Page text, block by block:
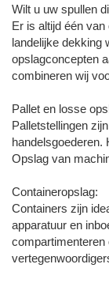
Wilt u uw spullen
Er is altijd één
landelijke dekking
opslagconcepten
combineren wij
Pallet en losse
Palletstellingen
handelsgoederen.
Opslag van
Containeropslag:
Containers zijn
apparatuur en
compartimenteren